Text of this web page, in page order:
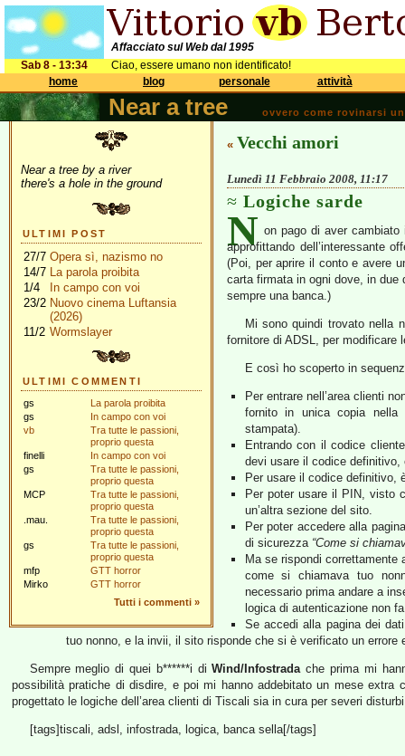
Affacciato sul Web dal 1995
Sab 8 - 13:34
Ciao, essere umano non identificato!
home
blog personale attività
Near a tree ovvero come rovinarsi
Near a tree by a river
there's a hole in the ground
ULTIMI POST
27/7 Opera sì, nazismo no
14/7 La parola proibita
1/4
In campo con voi
23/2 Nuovo cinema Luftansia
(2026)
11/2 Wormslayer
ULTIMI COMMENTI
gs
La parola proibita
gs
In campo con voi
vb
Tra tutte le passioni,
proprio questa
finelli
In campo con voi
gs
Tra tutte le passioni,
proprio questa
MCP
Tra tutte le passioni,
proprio questa
.mau.
Tra tutte le passioni,
proprio questa
gs
Tra tutte le passioni,
proprio questa
mfp
GTT horror
Mirko
GTT horror
Tutti i commenti »
« Vecchi amori
Lunedì 11 Febbraio 2008, 11:17
Logiche sarde
N on pago di aver
approfittando dell’interessante
(Poi, per aprire il conto e avere
carta firmata in ogni dove, in
sempre una banca.)
Mi sono quindi trovato nella
fornitore di ADSL, per modificare
E così ho scoperto in
Per entrare nell’area clienti
fornito in unica copia nella
stampata).
Entrando con il codice
devi usare il codice
Per usare il codice definitivo,
Per poter usare il PIN, visto
un’altra sezione del sito.
Per poter accedere alla
di sicurezza “Come si
Ma se rispondi
come si chiamava tuo
necessario prima andare a
logica di autenticazione non
Se accedi alla pagina dei
tuo nonno, e la invii, il sito risponde che si è verificato un errore
Sempre meglio di quei b******i diWind/Infostradache prima mi
possibilità pratiche di disdire, e poi mi hanno addebitato un mese extra
progettato le logiche dell’area clienti di Tiscali sia in cura per severi
[tags]tiscali, adsl, infostrada, logica, banca sella[/tags]